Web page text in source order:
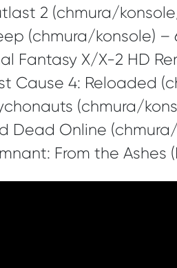
2 (chmura/
(chmura/konsole) –
Fantasy X/X-2 HD
Cause 4: Reloaded
(chmura/
Dead Online
From the Ashes